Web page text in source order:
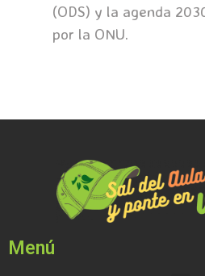
(ODS) y la agenda
por la ONU.
Menú